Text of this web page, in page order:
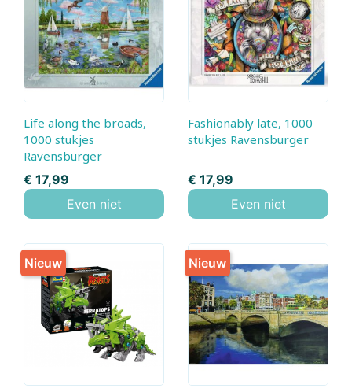
Life along the broads,
1000 stukjes
Ravensburger
Prijs
€ 17,99
Even niet
Fashionably late, 1000
stukjes Ravensburger
Prijs
€ 17,99
Even niet
Nieuw Nieuw